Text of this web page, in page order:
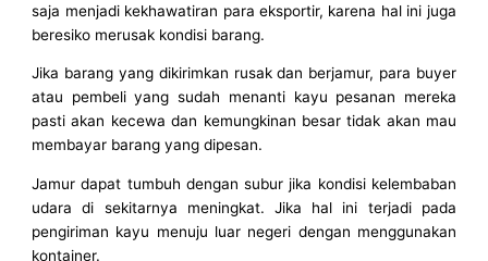
saja menjadi kekhawatiran para eksportir, karena hal ini juga
beresiko merusak kondisi barang.
Jika barang yang dikirimkan rusak dan berjamur, para buyer
atau pembeli yang sudah menanti kayu pesanan mereka
pasti akan kecewa dan kemungkinan besar tidak akan mau
membayar barang yang dipesan.
Jamur dapat tumbuh dengan subur jika kondisi kelembaban
udara di sekitarnya meningkat. Jika hal ini terjadi pada
pengiriman kayu menuju luar negeri dengan menggunakan
kontainer.